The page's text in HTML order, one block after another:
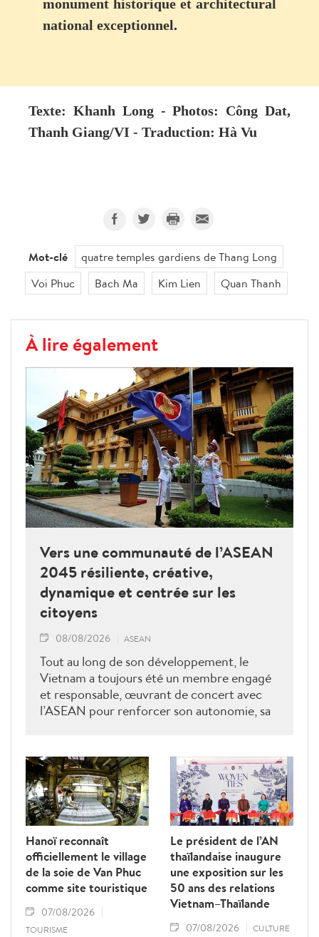
monument historique et architectural
national exceptionnel.
Texte: Khanh Long - Photos: Công Dat,
Thanh Giang/VI - Traduction: Hà Vu
Mot-clé
quatre temples gardiens de Thang Long
Voi Phuc
Bach Ma Kim Lien Quan Thanh
À lire également
Vers une communauté de l’ASEAN
2045 résiliente, créative,
dynamique et centrée sur les
citoyens
08/08/2026 ASEAN
Tout au long de son développement, le
Vietnam a toujours été un membre engagé
et responsable, œuvrant de concert avec
l’ASEAN pour renforcer son autonomie, sa
Hanoï reconnaît
officiellement le village
de la soie de Van Phuc
comme site touristique
07/08/2026
TOURISME
Le président de l’AN
thaïlandaise inaugure
une exposition sur les
50 ans des relations
Vietnam–Thaïlande
07/08/2026 CULTURE